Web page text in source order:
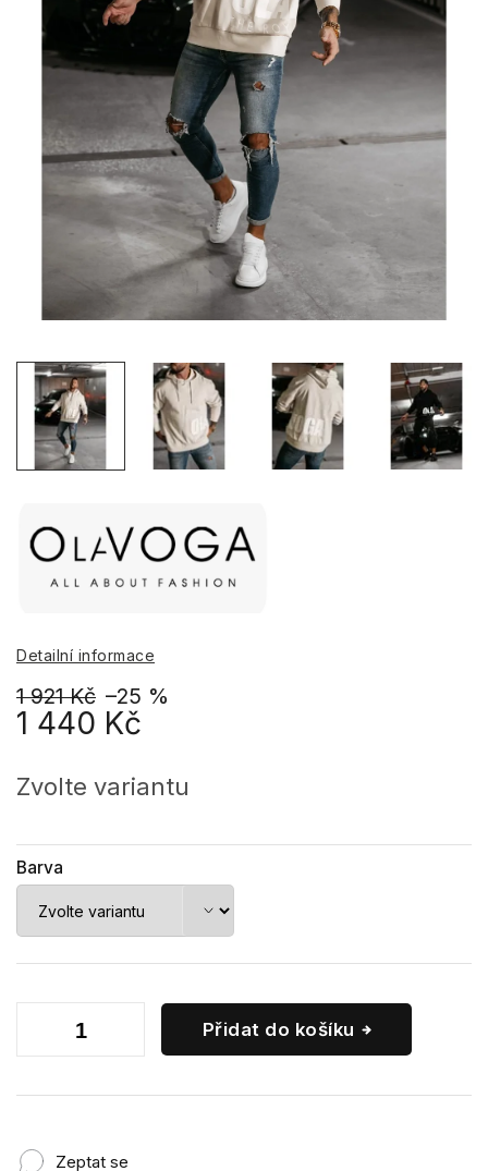
1 921 Kč –25 %
1 440 Kč
cena:
Zvolte variantu
Barva
Přidat do košíku
Detailní informace
Zeptat se